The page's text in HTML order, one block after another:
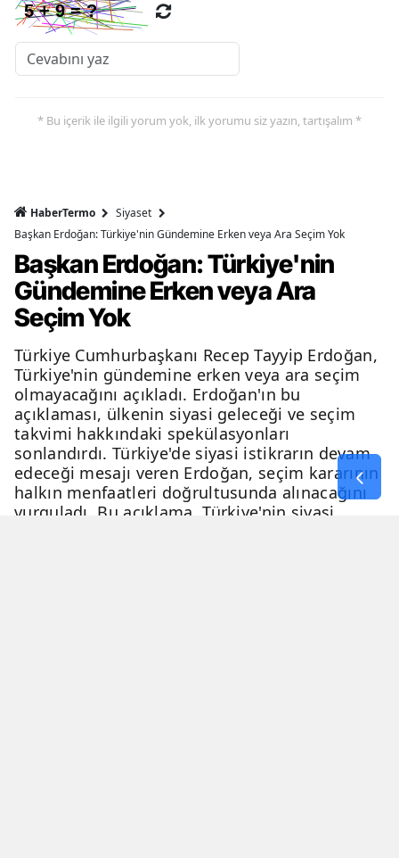
* Bu içerik ile ilgili yorum yok, ilk yorumu siz yazın, tartışalım *
HaberTermo
Siyaset
Başkan Erdoğan: Türkiye'nin Gündemine Erken veya Ara Seçim Yok
Başkan Erdoğan: Türkiye'nin
Gündemine Erken veya Ara
Seçim Yok
Türkiye Cumhurbaşkanı Recep Tayyip Erdoğan,
Türkiye'nin gündemine erken veya ara seçim
olmayacağını açıkladı. Erdoğan'ın bu
açıklaması, ülkenin siyasi geleceği ve seçim
takvimi hakkındaki spekülasyonları
sonlandırdı. Türkiye'de siyasi istikrarın devam
edeceği mesajı veren Erdoğan, seçim kararının
halkın menfaatleri doğrultusunda alınacağını
vurguladı. Bu açıklama, Türkiye'nin siyasi